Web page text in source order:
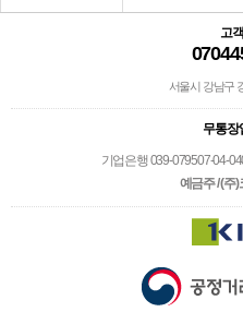
고
서울시 강남구
무통장
기업은행 039-079507-04-
예금주 / (주